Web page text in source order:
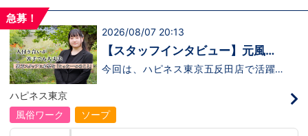
動画で木崎さんの熱量とストーリーを感じ
↓ https://youtu.be/yTFiQfuE9xI
鉄南北線すすきの駅 ■横浜エリア：神奈川県
横浜市中区 ・京急線黄金町駅、日ノ出町駅 ・
市営地下鉄阪東橋駅、伊勢佐木長者町駅 ・JR
横浜線関内駅 ■土浦エリア：茨城県土浦市桜
町 ・JR常磐線土浦駅
急募！
2026/08/07 20:13
【スタッフインタビュー】元風俗
経験者が裏方へ転職！安部さんが
今回は、ハピネス東京五反田店で活躍す
方”のスタッフに転職した 経歴の持ち主
です。「キャストとして働いていたからこ
ハピネス東京
風俗ワーク
ソープ